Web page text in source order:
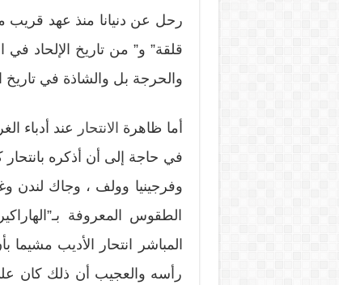
رحل عن دنيانا منذ عهد قريب
قلقة” و” من تاريخ الإلحاد
والحرجة بل والشاذة في تاريخ
أما ظاهرة الانتحار عند أدباء
في حاجة إلى أن أذكره بانتحار
وفرجينيا وولف ، وجاك لندن
الطقوس المعروفة
المباشر انتحار الأديب
رأسه والعجيب أن ذلك كان